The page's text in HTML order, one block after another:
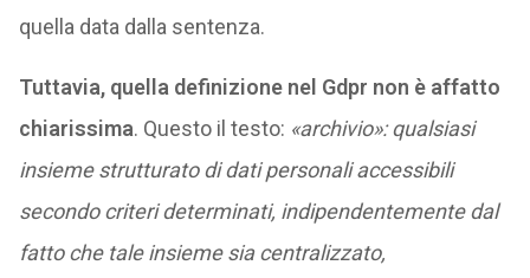
quella data dalla sentenza.
Tuttavia, quella definizione nel Gdpr non è affatto
chiarissima. Questo il testo: «archivio»: qualsiasi
insieme strutturato di dati personali accessibili
secondo criteri determinati, indipendentemente dal
fatto che tale insieme sia centralizzato,